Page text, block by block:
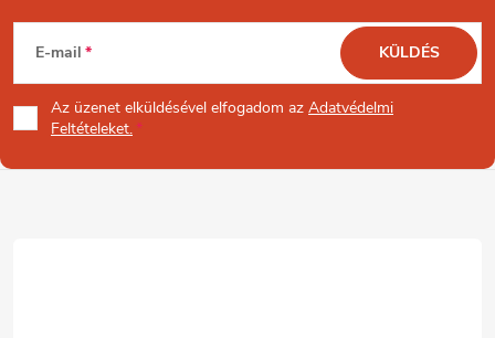
L
á
b
E-mail
Az üzenet elküldésével elfogadom az Adatvédelmi
Feltételeket.
KÜLDÉS